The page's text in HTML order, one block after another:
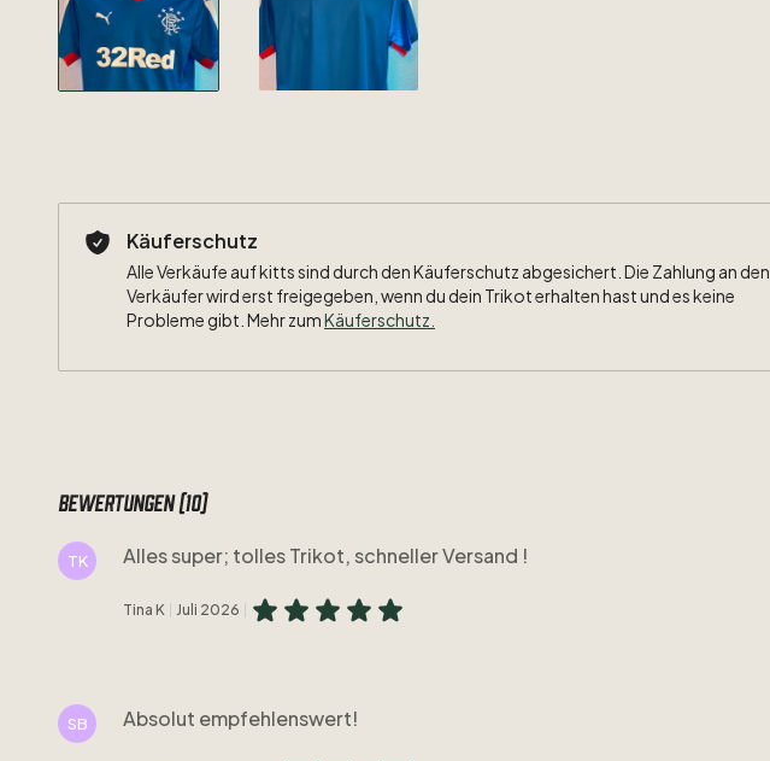
Käuferschutz
Alle Verkäufe auf kitts sind durch den Käuferschutz abgesichert. Die Zahlung an den
Verkäufer wird erst freigegeben, wenn du dein Trikot erhalten hast und es keine
Probleme gibt. Mehr zumKäuferschutz
Bewertungen (10)
TK Alles super; tolles Trikot, schneller Versand !
Tina K Juli 2026
SB Absolut empfehlenswert!